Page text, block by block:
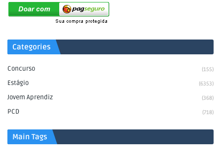
Categories
Concurso (155)
Estágio (6353)
Jovem Aprendiz (368)
PCD (718)
Main Tags